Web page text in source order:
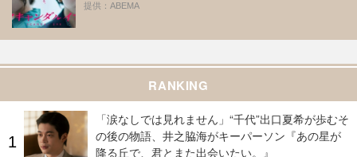
提供：ABEMA
RANKING
「涙なしでは見れません」“千代”出口夏希が歩むそ
の後の物語、井之脇海がキーパーソン『あの星が
降る丘で、君とまた出会いたい。』